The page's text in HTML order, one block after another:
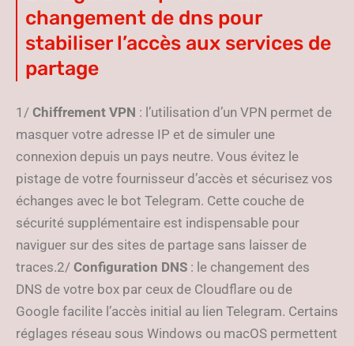
changement de dns pour
stabiliser l’accès aux services de
partage
1/ Chiffrement VPN : l’utilisation d’un VPN permet de
masquer votre adresse IP et de simuler une
connexion depuis un pays neutre. Vous évitez le
pistage de votre fournisseur d’accès et sécurisez vos
échanges avec le bot Telegram. Cette couche de
sécurité supplémentaire est indispensable pour
naviguer sur des sites de partage sans laisser de
traces.2/ Configuration DNS : le changement des
DNS de votre box par ceux de Cloudflare ou de
Google facilite l’accès initial au lien Telegram. Certains
réglages réseau sous Windows ou macOS permettent